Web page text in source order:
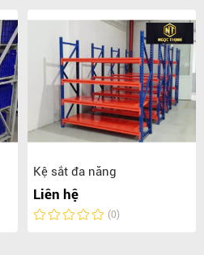
Kệ sắt đa năng
Liên hệ
(0)